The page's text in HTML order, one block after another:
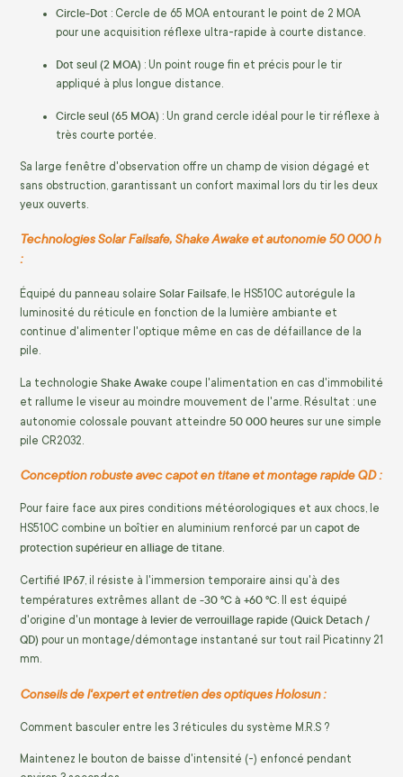
Circle-Dot : Cercle de 65 MOA entourant le point de 2 MOA
pour une acquisition réflexe ultra-rapide à courte distance.
Dot seul (2 MOA) : Un point rouge fin et précis pour le tir
appliqué à plus longue distance.
Circle seul (65 MOA) : Un grand cercle idéal pour le tir réflexe à
très courte portée.
Sa large fenêtre d'observation offre un champ de vision dégagé et
sans obstruction, garantissant un confort maximal lors du tir les deux
yeux ouverts.
Technologies Solar Failsafe, Shake Awake et autonomie 50 000 h
:
Équipé du panneau solaire Solar Failsafe , le HS510C autorégule la
luminosité du réticule en fonction de la lumière ambiante et
continue d'alimenter l'optique même en cas de défaillance de la
pile.
La technologie Shake Awake coupe l'alimentation en cas d'immobilité
et rallume le viseur au moindre mouvement de l'arme. Résultat : une
autonomie colossale pouvant atteindre 50 000 heures sur une simple
pile CR2032.
Conception robuste avec capot en titane et montage rapide QD :
Pour faire face aux pires conditions météorologiques et aux chocs, le
HS510C combine un boîtier en aluminium renforcé par un capot de
protection supérieur en alliage de titane.
Certifié IP67, il résiste à l'immersion temporaire ainsi qu'à des
températures extrêmes allant de -30 °C à +60 °C. Il est équipé
d'origine d'un montage à levier de verrouillage rapide (Quick Detach /
QD) pour un montage/démontage instantané sur tout rail Picatinny 21
mm.
Conseils de l'expert et entretien des optiques Holosun :
Comment basculer entre les 3 réticules du système M.R.S ?
Maintenez le bouton de baisse d'intensité (-) enfoncé pendant